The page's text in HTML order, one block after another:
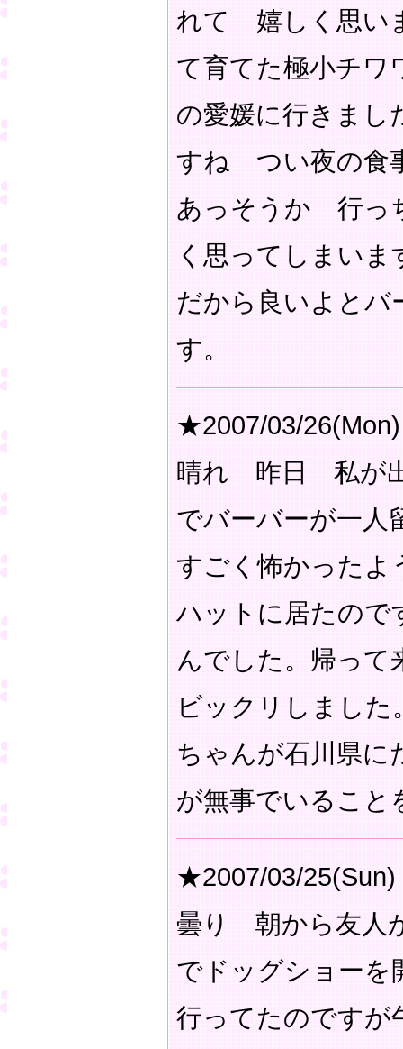
れて 嬉しく思い
て育てた極小チワ
の愛媛に行きまし
すね つい夜の食
あっそうか 行っ
く思ってしまい
だから良いよとバ
す。
★2007/03/26(Mon)
晴れ 昨日 私が
でバーバーが一
すごく怖かったよ
ハットに居たので
んでした。帰っ
ビックリしまし
ちゃんが石川県に
が無事でいること
★2007/03/25(Sun)
曇り 朝から友人
でドッグショーを
行ってたのですが